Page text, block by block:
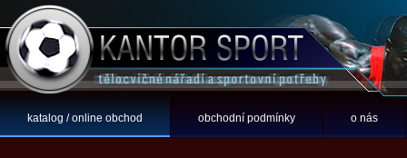
katalog / online obchod obchodní podmínky o nás